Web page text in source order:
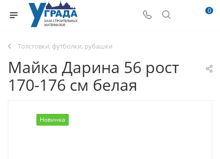
0
Толстовки, футболки, рубашки
Майка Дарина 56 рост
170-176 см белая
Новинка